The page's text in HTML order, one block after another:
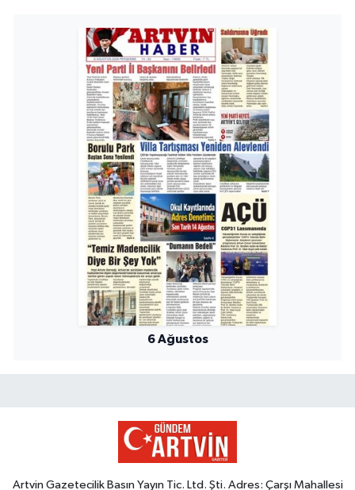
6 Ağustos
Artvin Gazetecilik Basın Yayın Tic. Ltd. Şti. Adres: Çarşı Mahallesi